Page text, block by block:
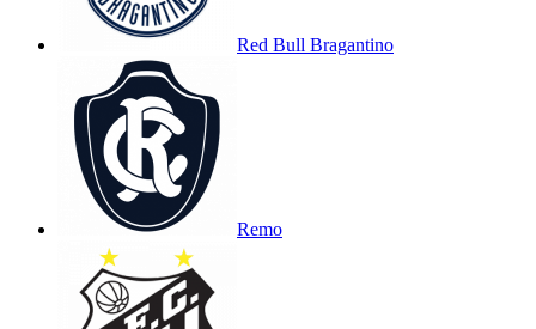
Red Bull Bragantino
Remo